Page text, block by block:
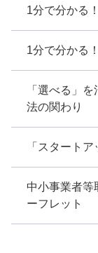
1分で分かる
1分で分かる
「選べる」
法の関わり
「スタート
中小事業者
ーフレット